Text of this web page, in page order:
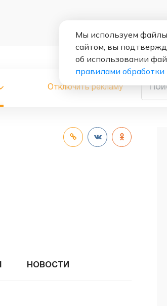
Отключить рекламу
НОВОСТИ
Мы используем
сайтом, вы
об использовании
правилами